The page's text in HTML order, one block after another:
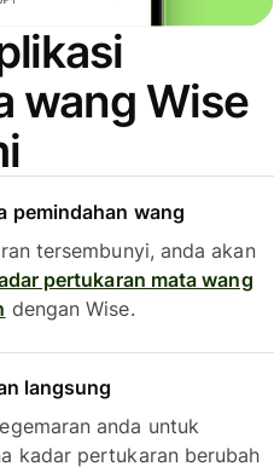
wang Wise
pemindahan wang
tersembunyi, anda akan
pertukaran mata wang
dengan Wise.
langsung
anda untuk
kadar pertukaran berubah